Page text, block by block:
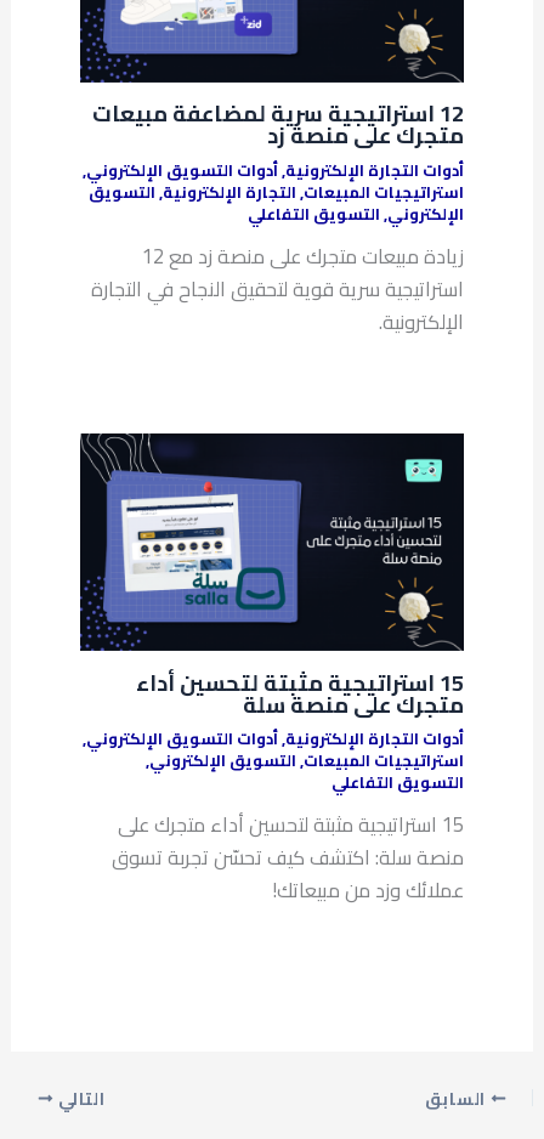
12 استراتيجية سرية لمضاعفة مبيعات
متجرك على منصة زد
أدوات التجارة الإلكترونية,أدوات التسويق الإلكتروني,
استراتيجيات المبيعات,التجارة الإلكترونية,التسويق
الإلكتروني,التسويق التفاعلي
زيادة مبيعات متجرك على منصة زد مع 12
استراتيجية سرية قوية لتحقيق النجاح في التجارة
الإلكترونية.
15 استراتيجية مثبتة لتحسين أداء
متجرك على منصة سلة
أدوات التجارة الإلكترونية,أدوات التسويق الإلكتروني,
استراتيجيات المبيعات,التسويق الإلكتروني,
التسويق التفاعلي
15 استراتيجية مثبتة لتحسين أداء متجرك على
منصة سلة: اكتشف كيف تحسّن تجربة تسوق
عملائك وزد من مبيعاتك!
السابق التالي